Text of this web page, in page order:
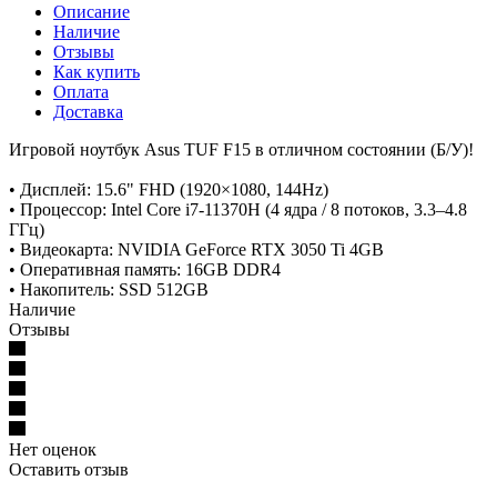
Описание
Наличие
Отзывы
Как купить
Оплата
Доставка
Игровой ноутбук Asus TUF F15 в отличном состоянии (Б/У)!
• Дисплей: 15.6" FHD (1920×1080, 144Hz)
• Процессор: Intel Core i7-11370H (4 ядра / 8 потоков, 3.3–4.8
ГГц)
• Видеокарта: NVIDIA GeForce RTX 3050 Ti 4GB
• Оперативная память: 16GB DDR4
• Накопитель: SSD 512GB
Наличие
Отзывы
Нет оценок
Оставить отзыв